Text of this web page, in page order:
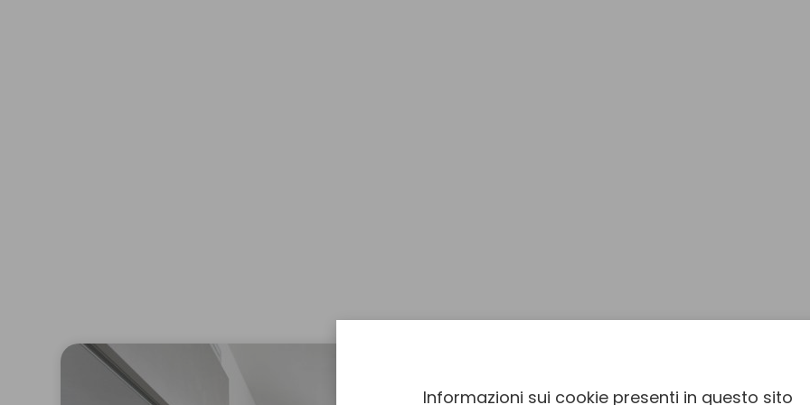
Informazioni sui cookie presenti in questo sito